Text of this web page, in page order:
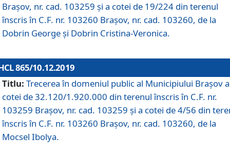
Brașov, nr. cad. 103259 și a cotei de 19/224 din terenul
înscris în C.F. nr. 103260 Brașov, nr. cad. 103260, de la
Dobrin George și Dobrin Cristina-Veronica.
865/10.12.2019
Titlu: Trecerea în domeniul public al Municipiului Braşov a
cotei de 32.120/1.920.000 din terenul înscris în C.F. nr.
103259 Brașov, nr. cad. 103259 și a cotei de 4/56 din
înscris în C.F. nr. 103260 Brașov, nr. cad. 103260, de la
Mocsel Ibolya.